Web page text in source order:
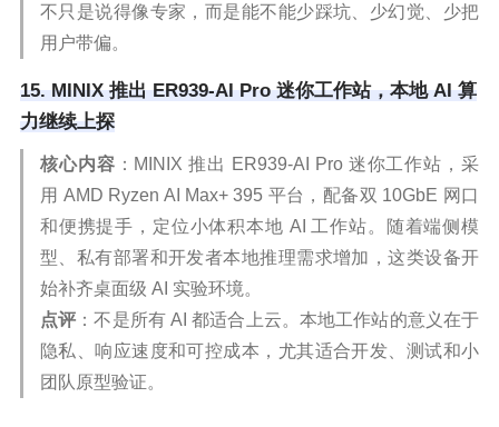
不只是说得像专家，而是能不能少踩坑、少幻觉、少把
用户带偏。
15. MINIX 推出 ER939-AI Pro 迷你工作站，本地 AI 算
力继续上探
核心内容 ：MINIX 推出 ER939-AI Pro 迷你工作站，采
用 AMD Ryzen AI Max+ 395 平台，配备双 10GbE 网口
和便携提手，定位小体积本地 AI 工作站。随着端侧模
型、私有部署和开发者本地推理需求增加，这类设备开
始补齐桌面级 AI 实验环境。
点评 ：不是所有 AI 都适合上云。本地工作站的意义在于
隐私、响应速度和可控成本，尤其适合开发、测试和小
团队原型验证。